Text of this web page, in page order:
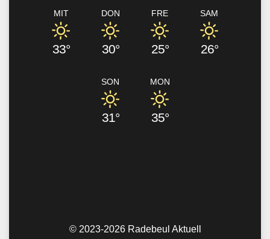
MIT
33°
DON
30°
FRE
25°
SAM
26°
SON
31°
MON
35°
© 2023-2026 Radebeul Aktuell